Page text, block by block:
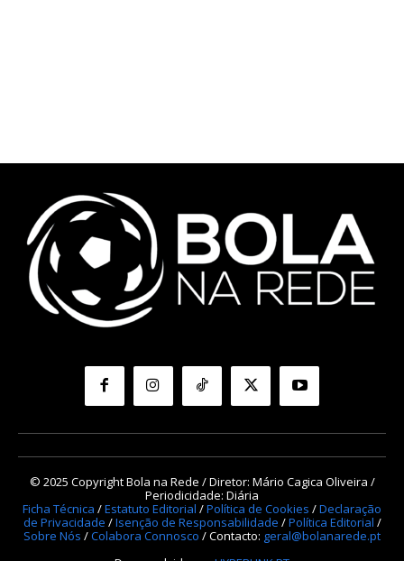
© 2025 Copyright Bola na Rede / Diretor: Mário Cagica Oliveira /
Periodicidade: Diária
Ficha Técnica /Estatuto Editorial /Política de Cookies /Declaração
de Privacidade /Isenção de Responsabilidade /Política Editorial /
Sobre Nós /Colabora Connosco / Contacto: geral@bolanarede.pt